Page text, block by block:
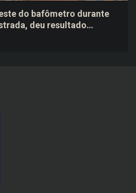
do bafômetro durante
deu resultado
o trabalho dos agentes de